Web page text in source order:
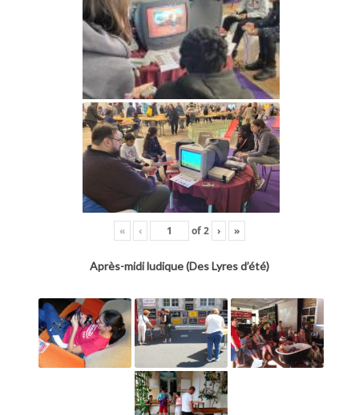
« ‹ of2 › »
Après-midi ludique (Des Lyres d’été)